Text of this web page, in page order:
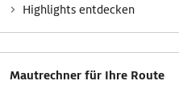
Highlights entdecken
Mautrechner für Ihre Route